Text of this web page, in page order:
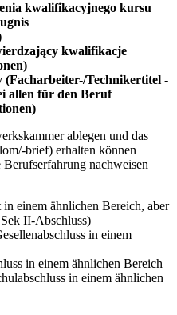
kwalifikacyjnego kursu
kwalifikacje
Technikertitel -
allen für den Beruf
ablegen und das
brief) erhalten können
nachweisen
in einem ähnlichen Bereich, aber
II-Abschluss)
in einem
in einem ähnlichen Bereich
in einem ähnlichen